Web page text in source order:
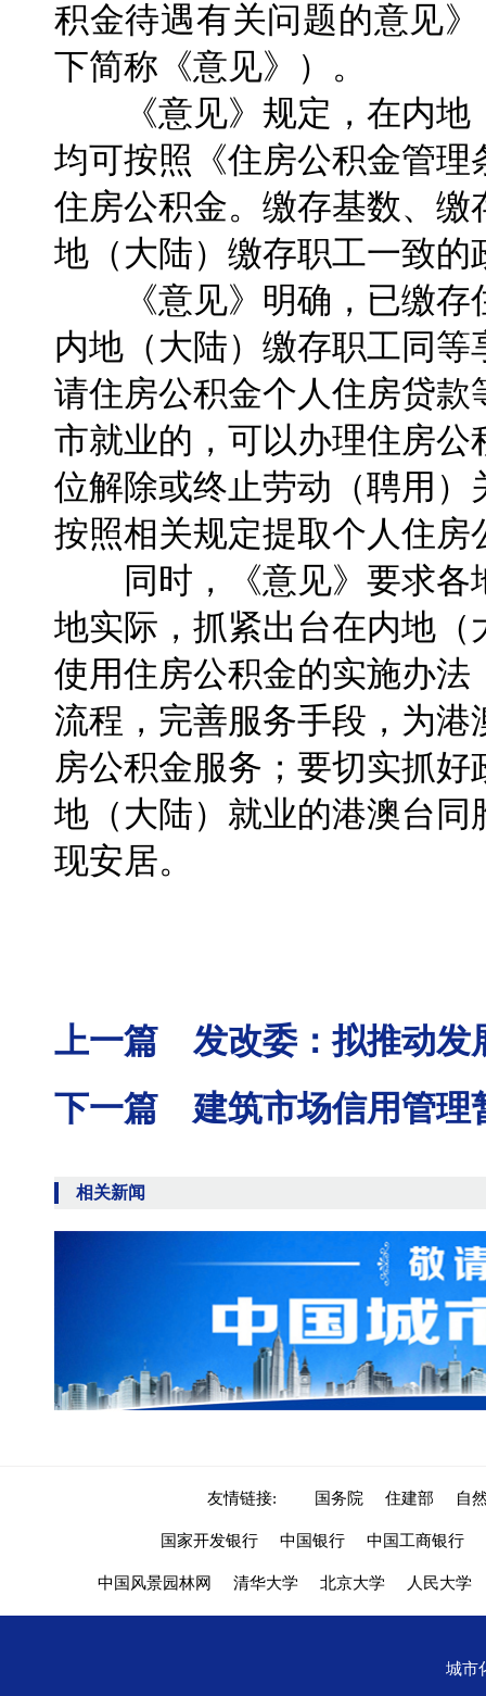
积金待遇有关问题的意见
下简称《意见》）。
《意见》规定，在内地
均可按照《住房公积金管
住房公积金。缴存基数、
地（大陆）缴存职工一致的
《意见》明确，已缴存
内地（大陆）缴存职工同
请住房公积金个人住房贷
市就业的，可以办理住房
位解除或终止劳动（聘用
按照相关规定提取个人住房
同时，《意见》要求各
地实际，抓紧出台在内地
使用住房公积金的实施办
流程，完善服务手段，为
房公积金服务；要切实抓
地（大陆）就业的港澳台
现安居。
上一篇 发改委：拟推动发
下一篇 建筑市场信用管理
相关新闻
友情链接: 国务院 住建部 自
国家开发银行 中国银行 中国工商银行
中国风景园林网 清华大学 北京大学 人民大学
城市